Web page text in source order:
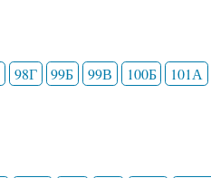
98Г 99Б 99В 100Б 101А